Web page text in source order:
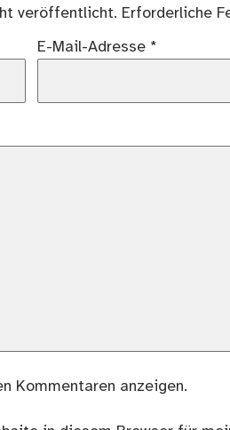
veröffentlicht. Erforderliche
E-Mail-Adresse *
Kommentaren anzeigen.